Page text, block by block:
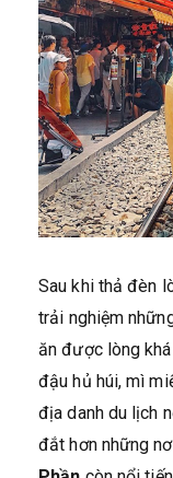
Sau khi thả đèn
trải nghiệm
ăn được lòng
đậu hủ húi, mì
địa danh du lịch
đắt hơn những